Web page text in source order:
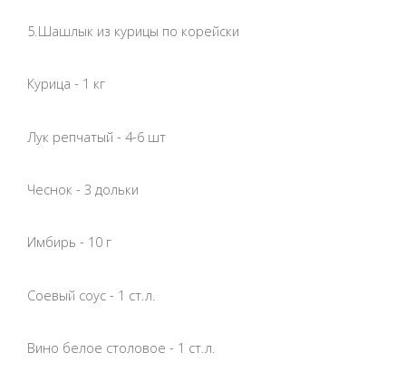
5.Шашлык из курицы по корейски
Курица - 1 кг
Лук репчатый - 4-6 шт
Чеснок - 3 дольки
Имбирь - 10 г
Соевый соус - 1 ст.л.
Вино белое столовое - 1 ст.л.